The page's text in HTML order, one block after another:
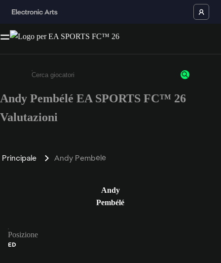
Inserisci un minimo di 3 caratteri o numeri.
Andy Pembélé EA SPORTS FC™ 26
Valutazioni
Principale Andy Pembélé
Andy
Pembélé
Posizione
ED